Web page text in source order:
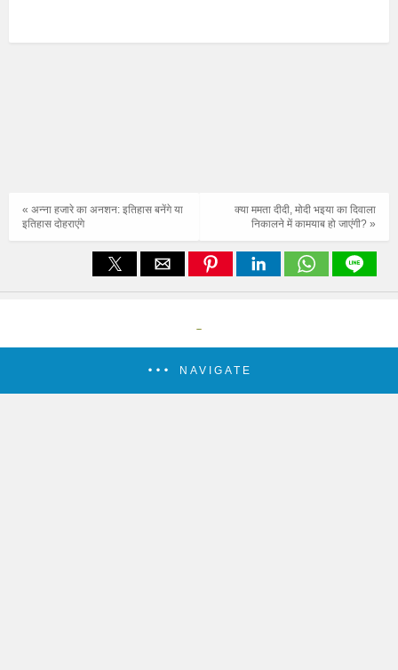
क्या ममता दीदी, मोदी भइया का दिवाला
निकालने में कामयाब हो जाएंगी? »
« अन्ना हजारे का अनशन: इतिहास बनेंगे या
इतिहास दोहराएंगे